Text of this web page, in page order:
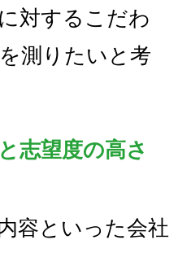
対するこだわ
測りたいと考
志望度の高さ
容といった会社